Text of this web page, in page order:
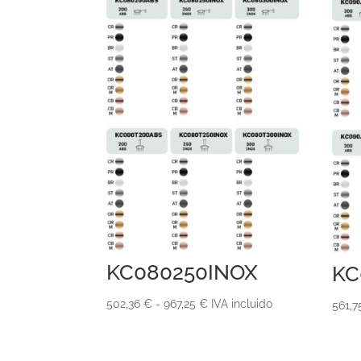
KC080250INOX
502,36 € - 967,25 €Rango
IVA incluido